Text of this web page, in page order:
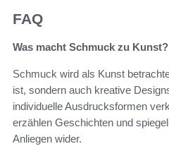
FAQ
Was macht Schmuck zu Kunst?
Schmuck wird als Kunst
ist, sondern auch kreative
individuelle Ausdrucksformen
erzählen Geschichten und
Anliegen wider.